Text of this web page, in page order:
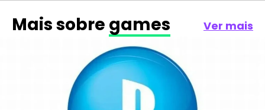
Mais sobre games Ver mais